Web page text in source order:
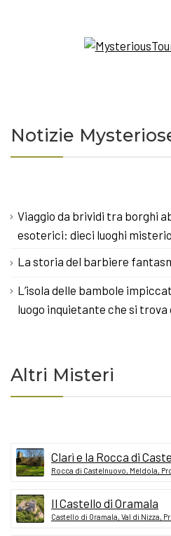
Notizie
Viaggio da brividi tra borghi
esoterici: dieci luoghi
La storia del barbiere
L’isola delle bambole
luogo inquietante che si
Altri Misteri
Clarì e la Rocca di
Rocca di Castelnuovo, Meldola,
Il Castello di Oramala
Castello di Oramala, Val di Nizza,